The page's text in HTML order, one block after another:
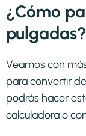
¿Cómo
pulgadas?
Veamos con
para convertir
podrás hacer
calculadora o